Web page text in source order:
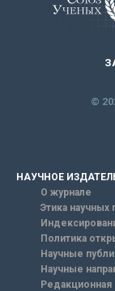
©
НАУЧНОЕ
О журнале
Этика научных
Политика
Научные
Научные
Редакционная